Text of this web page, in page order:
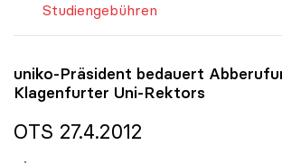
Studiengebühren
uniko-Präsident bedauert
Klagenfurter Uni-Rektors
OTS 27.4.2012